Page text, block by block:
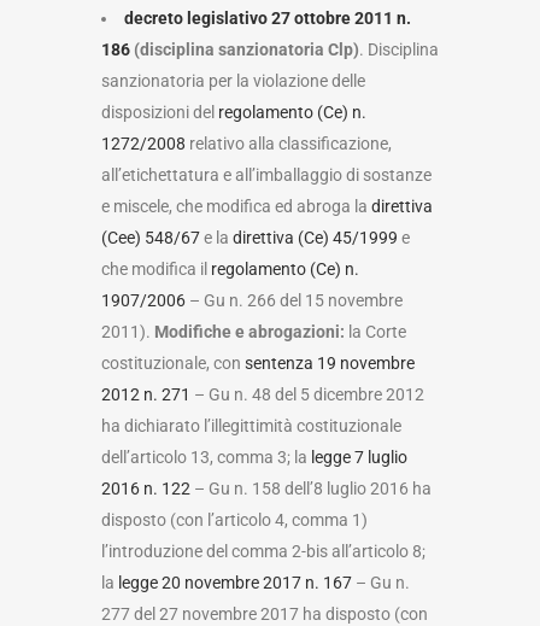
decreto legislativo 27 ottobre 2011 n.
186 (disciplina sanzionatoria Clp). Disciplina
sanzionatoria per la violazione delle
disposizioni del regolamento (Ce) n.
1272/2008 relativo alla classificazione,
all’etichettatura e all’imballaggio di sostanze
e miscele, che modifica ed abroga la direttiva
(Cee) 548/67e la direttiva (Ce) 45/1999 e
che modifica il regolamento (Ce) n.
1907/2006 – Gu n. 266 del 15 novembre
2011). Modifiche e abrogazioni: la Corte
costituzionale, con sentenza 19 novembre
2012 n. 271 – Gu n. 48 del 5 dicembre 2012
ha dichiarato l’illegittimità costituzionale
dell’articolo 13, comma 3; la legge 7 luglio
2016 n. 122 – Gu n. 158 dell’8 luglio 2016 ha
disposto (con l’articolo 4, comma 1)
l’introduzione del comma 2-bis all’articolo 8;
la legge 20 novembre 2017 n. 167 – Gu n.
277 del 27 novembre 2017 ha disposto (con